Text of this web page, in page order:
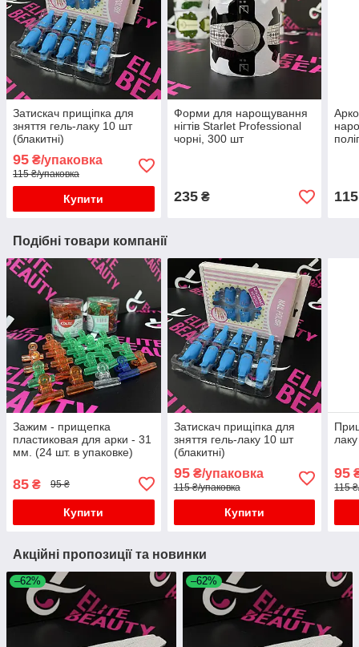
Затискач прищіпка для
зняття гель-лаку 10 шт
(блакитні)
95 ₴/упаковка
115 ₴/упаковка
Купити
Форми для нарощування
нігтів Starlet Professional
чорні, 300 шт
235₴ 115
Подібні товари компанії
Зажим - прищепка
пластиковая для арки - 31
мм. (24 шт. в упаковке)
85 ₴ 95 ₴
Купити
Затискач прищіпка для
зняття гель-лаку 10 шт
(блакитні)
95₴/упаковка
115 ₴/упаковка
Купити
95
115
Акційні пропозиції та новинки
–62% –62%